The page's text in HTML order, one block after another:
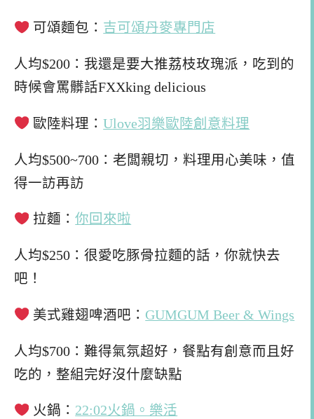
可頌麵包： 吉可頌丹麥專門店
人均$200：我還是要大推荔枝玫瑰派，吃到的
時候會罵髒話FXXking delicious
歐陸料理：Ulove羽樂歐陸創意料理
人均$500~700：老闆親切，料理用心美味，值
得一訪再訪
拉麵：你回來啦
人均$250：很愛吃豚骨拉麵的話，你就快去
吧！
美式雞翅啤酒吧： GUMGUM Beer & Wings
人均$700：難得氣氛超好，餐點有創意而且好
吃的，整組完好沒什麼缺點
火鍋： 22:02火鍋。樂活